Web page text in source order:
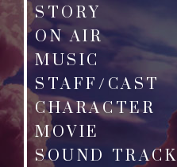
STORY
ON AIR
MUSIC
STAFF/CAST
CHARACTER
MOVIE
SOUND TRACK